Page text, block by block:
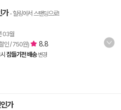
가- 힐링에서 스탠딩으로!
03월
인 / 750원) 8.8
잠들기전 배송 변경
가